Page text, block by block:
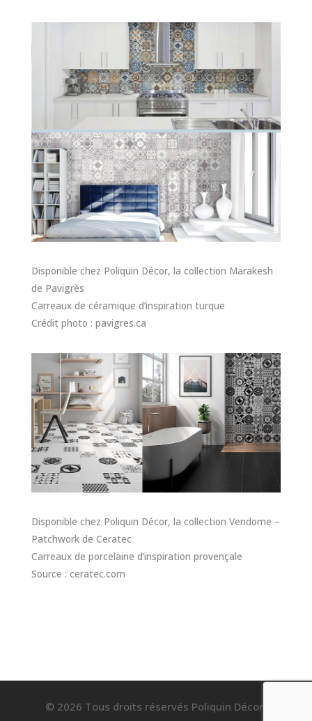
Disponible chez Poliquin Décor, la collection Marakesh
de Pavigrès
Carreaux de céramique d’inspiration turque
Crédit photo : pavigres.ca
Disponible chez Poliquin Décor, la collection Vendome –
Patchwork de Ceratec
Carreaux de porcelaine d’inspiration provençale
Source : ceratec.com
© 2026 Tous droits réservés Poliquin Décor.